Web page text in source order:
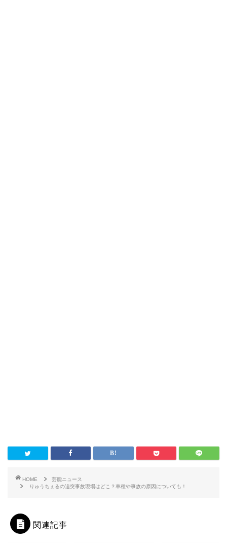
HOME
芸能ニュース
りゅうちぇるの追突事故現場はどこ？車種や事故の原因についても！
関連記事